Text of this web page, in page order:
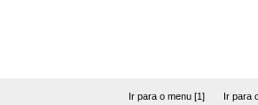
Ir para o menu [1] Ir para